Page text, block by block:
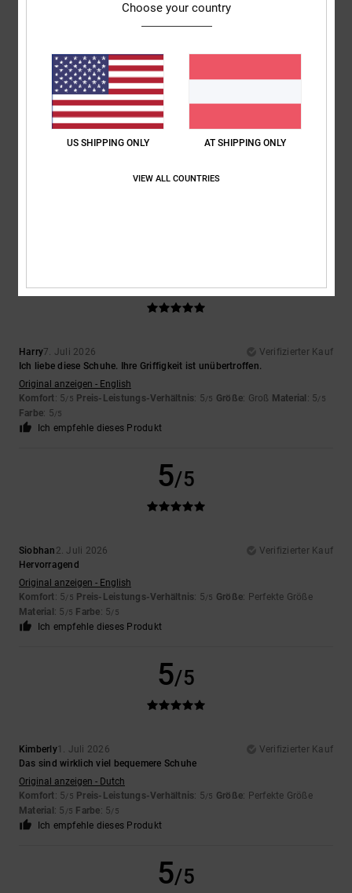
5 /5
5
Harry7. Juli 2026
Verifizierter Kauf
Ich liebe diese Schuhe. Ihre Griffigkeit ist unübertroffen.
Original anzeigen - English
Komfort: 5/5 Preis-Leistungs-Verhältnis: 5/5 Größe: Groß Material : 5/5
Farbe: 5/5
Ich empfehle dieses Produkt
5/5
Siobhan 2. Juli 2026
Verifizierter Kauf
Hervorragend
Original anzeigen - English
Komfort: 5/5 Preis-Leistungs-Verhältnis: 5/5 Größe: Perfekte Größe
Material : 5 /5 Farbe: 5/5
Ich empfehle dieses Produkt
5/5
Kimberly1. Juli 2026
Verifizierter Kauf
Das sind wirklich viel bequemere Schuhe
Original anzeigen - Dutch
Komfort: 5/5 Preis-Leistungs-Verhältnis: 5/5 Größe: Perfekte Größe
Material : 5 /5 Farbe: 5/5
Ich empfehle dieses Produkt
5/5
Choose your country
US SHIPPING ONLY AT SHIPPING ONLY
VIEW ALL COUNTRIES